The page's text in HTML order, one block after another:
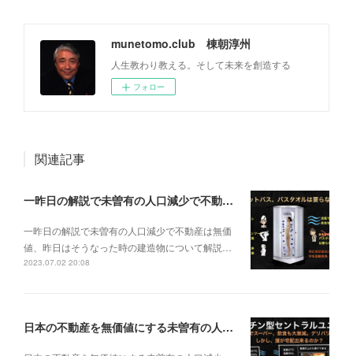
munetomo.club 棟朝淳州
人生教わり教える。そして未来を創造する
フォロー
関連記事
一昨日の解説で未曽有の人口減少で不動産は無価値、昨日はそうなった時の建造物について解説、今日からはその設備について解説をして行く。
一昨日の解説で未曽有の人口減少で不動産は無価
値、昨日はそうなった時の建造物について解説…
2023.07.02 20:08
日本の不動産を無価値にする未曽有の人口減少。ではこれからの建築物の構造はどうなるかは既に解説した。今はその内部の内容。その1